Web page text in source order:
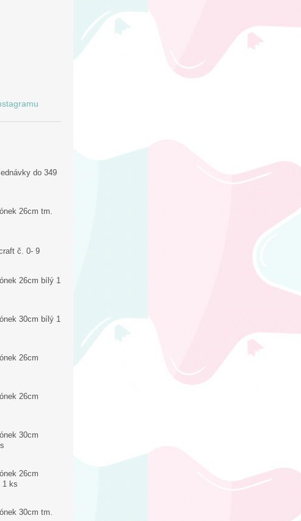
do 349
26cm tm.
č. 0- 9
26cm bílý 1
30cm bílý 1
26cm
26cm
30cm
26cm
1 ks
30cm tm.